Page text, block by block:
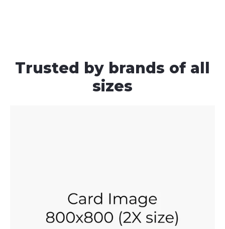
Trusted by brands of all
sizes